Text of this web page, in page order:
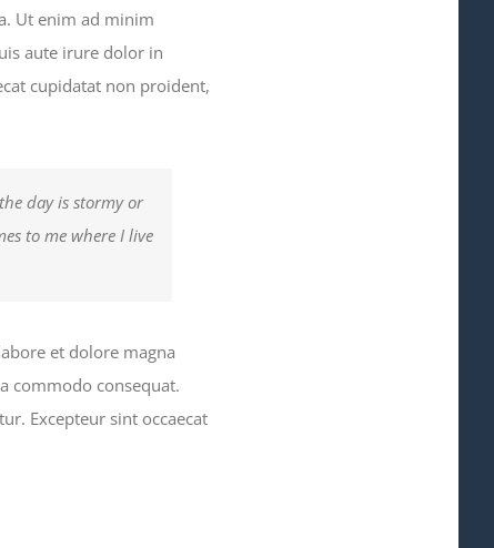
Ut enim ad minim
aute irure dolor in
cupidatat non proident,
day is stormy or
to me where I live
et dolore magna
commodo consequat.
Excepteur sint occaecat